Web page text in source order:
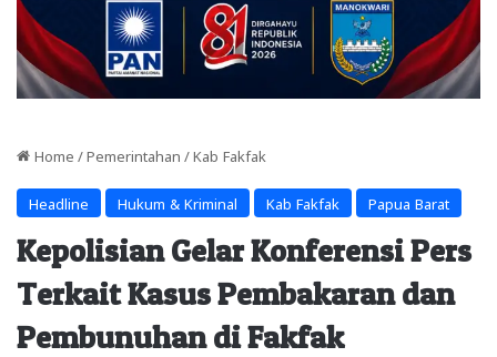
Home / Pemerintahan / Kab Fakfak
Headline Hukum & Kriminal Kab Fakfak Papua Barat
Kepolisian Gelar Konferensi Pers
Terkait Kasus Pembakaran dan
Pembunuhan di Fakfak